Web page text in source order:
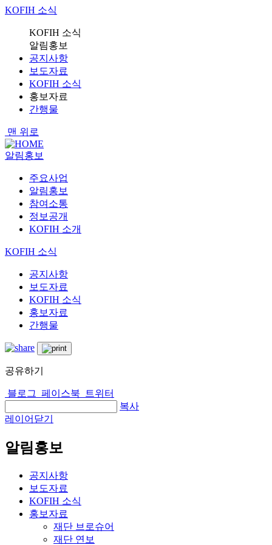
KOFIH 소식
KOFIH 소식
알림홍보
공지사항
보도자료
KOFIH 소식
홍보자료
간행물
맨 위로
알림홍보
주요사업
알림홍보
참여소통
정보공개
KOFIH 소개
KOFIH 소식
공지사항
보도자료
KOFIH 소식
홍보자료
간행물
공유하기
블로그 페이스북
트위터
복사
레이어닫기
알림홍보
공지사항
보도자료
KOFIH 소식
홍보자료
재단 브로슈어
재단 연보